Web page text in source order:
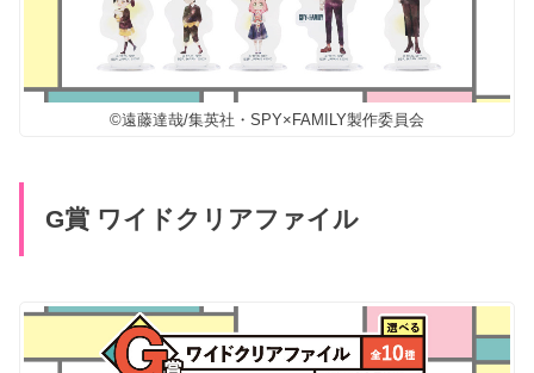
©遠藤達哉/集英社・SPY×FAMILY製作委員会
G賞 ワイドクリアファイル